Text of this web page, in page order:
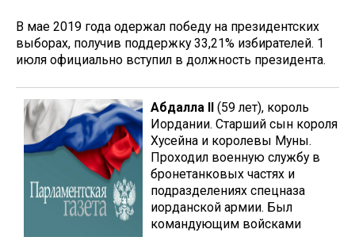
В мае 2019 года одержал победу на президентских
выборах, получив поддержку 33,21% избирателей. 1
июля официально вступил в должность президента.
Абдалла II (59 лет), король
Иордании. Старший сын короля
Хусейна и королевы Муны.
Проходил военную службу в
бронетанковых частях и
подразделениях спецназа
иорданской армии. Был
командующим войсками